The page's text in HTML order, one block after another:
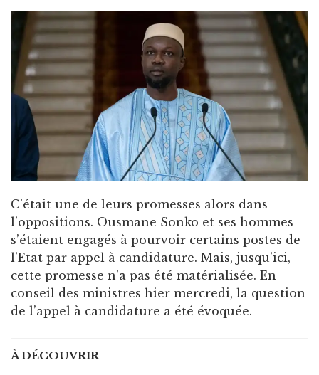
C’était une de leurs promesses alors dans
l’oppositions. Ousmane Sonko et ses hommes
s’étaient engagés à pourvoir certains postes de
l’Etat par appel à candidature. Mais, jusqu’ici,
cette promesse n’a pas été matérialisée. En
conseil des ministres hier mercredi, la question
de l’appel à candidature a été évoquée.
À DÉCOUVRIR